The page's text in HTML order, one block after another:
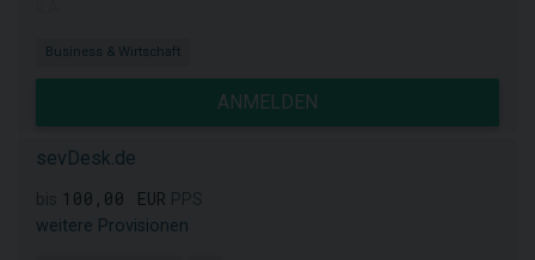
Business & Wirtschaft
ANMELDEN
sevDesk.de
100,00 EUR
weitere Provisionen